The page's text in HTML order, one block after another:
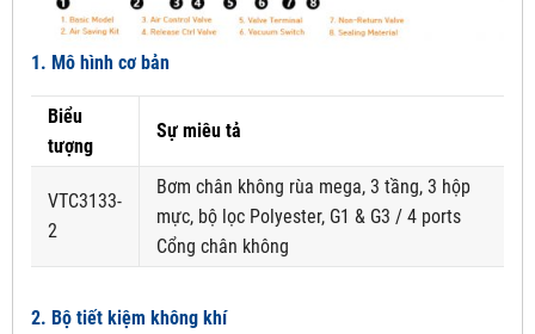
1. Mô hình cơ bản
Biểu
tượng
Sự miêu tả
VTC3133-
2
Bơm chân không rùa mega, 3 tầng, 3 hộp
mực, bộ lọc Polyester, G1 & G3 / 4 ports
Cổng chân không
2. Bộ tiết kiệm không khí